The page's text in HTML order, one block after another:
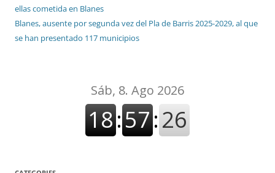
ellas cometida en Blanes
Blanes, ausente por segunda vez del Pla de Barris 2025-2029, al que
se han presentado 117 municipios